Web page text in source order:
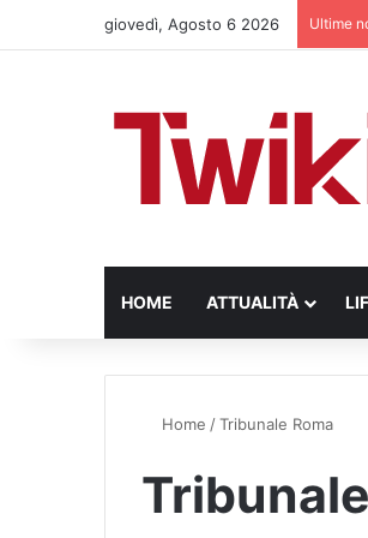
giovedì, Agosto 6 2026 Ultime
HOME ATTUALITÀ
Home /Tribunale Roma